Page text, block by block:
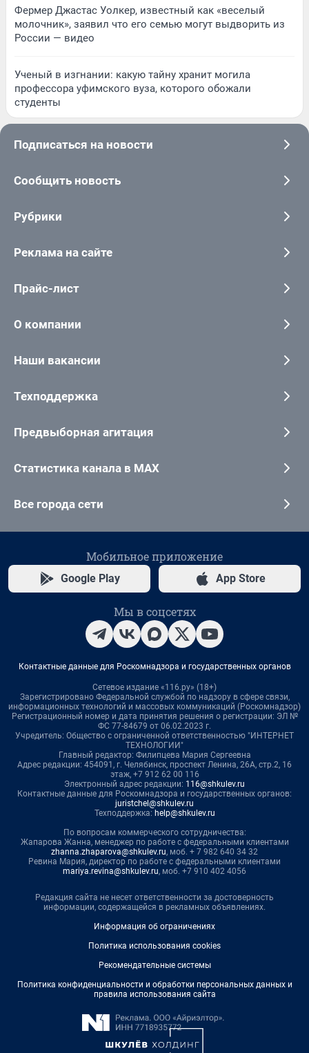
Фермер Джастас Уолкер, известный как «веселый
молочник», заявил что его семью могут выдворить из
России — видео
Ученый в изгнании: какую тайну хранит могила
профессора уфимского вуза, которого обожали
студенты
Подписаться на новости
Сообщить новость
Рубрики
Реклама на сайте
Прайс-лист
О компании
Наши вакансии
Техподдержка
Предвыборная агитация
Статистика канала в MAX
Все города сети
Мобильное приложение
Google Play App Store
Мы в соцсетях
Контактные данные для Роскомнадзора и государственных органов
Сетевое издание «116.ру» (18+)
Зарегистрировано Федеральной службой по надзору в сфере связи,
информационных технологий и массовых коммуникаций (Роскомнадзор)
Регистрационный номер и дата принятия решения о регистрации: ЭЛ №
ФС 77-84679 от 06.02.2023 г.
Учредитель: Общество с ограниченной ответственностью "ИНТЕРНЕТ
ТЕХНОЛОГИИ"
Главный редактор: Филипцева Мария Сергеевна
Адрес редакции: 454091, г. Челябинск, проспект Ленина, 26А, стр.2, 16
этаж, +7 912 62 00 116
Электронный адрес редакции: 116@shkulev.ru
Контактные данные для Роскомнадзора и государственных органов:
juristchel@shkulev.ru
Техподдержка: help@shkulev.ru
По вопросам коммерческого сотрудничества:
Жапарова Жанна, менеджер по работе с федеральными клиентами
zhanna.zhaparova@shkulev.ru, моб. + 7 982 640 34 32
Ревина Мария, директор по работе с федеральными клиентами
mariya.revina@shkulev.ru, моб. +7 910 402 4056
Редакция сайта не несет ответственности за достоверность
информации, содержащейся в рекламных объявлениях.
Информация об ограничениях
Политика использования cookies
Рекомендательные системы
Политика конфиденциальности и обработки персональных данных и
правила использования сайта